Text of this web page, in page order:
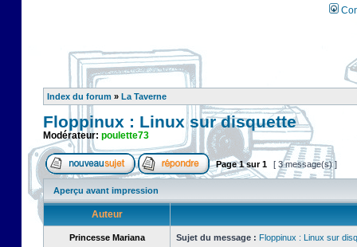
Index du forum » La Taverne
Floppinux : Linux sur disquette
Modérateur: poulette73
Page1sur1 [ 3 message(s) ]
Aperçu avant impression
Auteur
Princesse Mariana Sujet du message : Floppinux : Linux sur